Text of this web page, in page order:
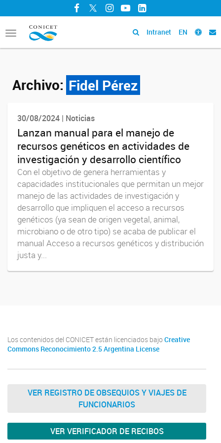
Facebook
TwitterInstagram
YouTubeLinkedIn
Toggle
navigation
Intranet EN
Archivo: Fidel Pérez
30/08/2024 | Noticias
Lanzan manual para el manejo de
recursos genéticos en actividades de
investigación y desarrollo científico
Con el objetivo de genera herramientas y
capacidades institucionales que permitan un mejor
manejo de las actividades de investigación y
desarrollo que impliquen el acceso a recursos
genéticos (ya sean de origen vegetal, animal,
microbiano o de otro tipo) se acaba de publicar el
manual Acceso a recursos genéticos y distribución
justa y...
Los contenidos del CONICET están licenciados bajo Creative
Commons Reconocimiento 2.5 Argentina License
VER REGISTRO DE OBSEQUIOS Y VIAJES DE
FUNCIONARIOS
VER VERIFICADOR DE RECIBOS